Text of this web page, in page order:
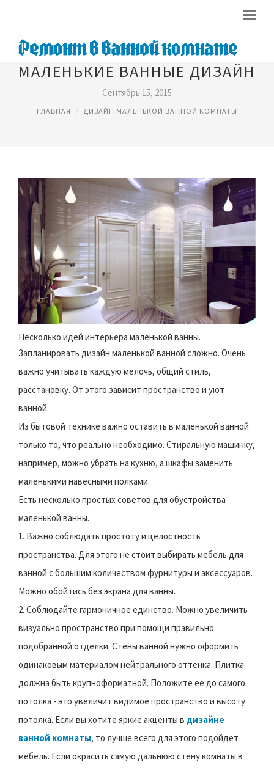
МАЛЕНЬКИЕ ВАННЫЕ ДИЗАЙН
Сентябрь 15, 2015
ГЛАВНАЯ ДИЗАЙН МАЛЕНЬКОЙ ВАННОЙ КОМНАТЫ
Несколько идей интерьера маленькой ванны.
Запланировать дизайн маленькой ванной сложно. Очень
важно учитывать каждую мелочь, общий стиль,
расстановку. От этого зависит пространство и уют
ванной.
Из бытовой технике важно оставить в маленькой ванной
только то, что реально необходимо. Стиральную машинку,
например, можно убрать на кухню, а шкафы заменить
маленькими навесными полками.
Есть несколько простых советов для обустройства
маленькой ванны.
1. Важно соблюдать простоту и целостность
пространства. Для этого не стоит выбирать мебель для
ванной с большим количеством фурнитуры и аксессуаров.
Можно обойтись без экрана для ванны.
2. Соблюдайте гармоничное единство. Можно увеличить
визуально пространство при помощи правильно
подобранной отделки. Стены ванной нужно оформить
одинаковым материалом нейтрального оттенка. Плитка
должна быть крупноформатной. Положите ее до самого
потолка - это увеличит видимое пространство и высоту
потолка. Если вы хотите яркие акценты в дизайне
ванной комнаты, то лучше всего для этого подойдет
мебель. Если окрасить самую дальнюю стену комнаты в